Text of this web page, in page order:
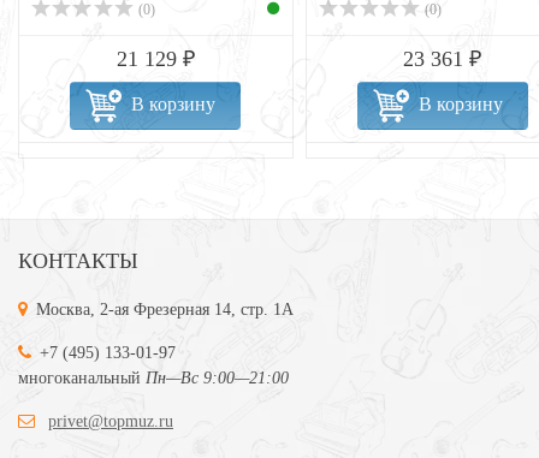
(0)
21 129 ₽
В корзину
(0)
23 361 ₽
В корзину
КОНТАКТЫ
Москва, 2-ая Фрезерная 14, стр. 1А
+7 (495) 133-01-97
многоканальный Пн—Вс 9:00—21:00
privet@topmuz.ru